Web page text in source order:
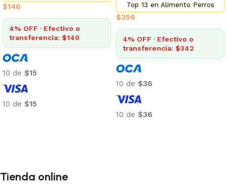
$146
4% OFF · Efectivo o
transferencia: $140
10 de $15
10 de $15
Top 13 en Alimento Perros
$356
4% OFF · Efectivo o
transferencia: $342
10 de $36
10 de $36
Tienda online